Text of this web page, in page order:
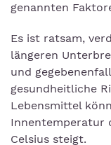
genannten
Es ist ratsam,
längeren
und
gesundheitliche
Lebensmittel
Innentemperatur
Celsius steigt.